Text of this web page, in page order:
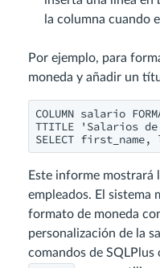
la columna cuando
Por ejemplo, para
moneda y añadir un
COLUMN salario
TTITLE 'Salarios de
SELECT first_name,
Este informe mostrará
empleados. El sistema
formato de moneda
personalización de la
comandos de SQLPlus